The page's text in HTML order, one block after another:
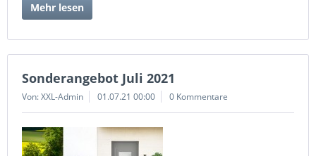
Mehr lesen
Sonderangebot Juli 2021
Von: XXL-Admin 01.07.21 00:00 0 Kommentare